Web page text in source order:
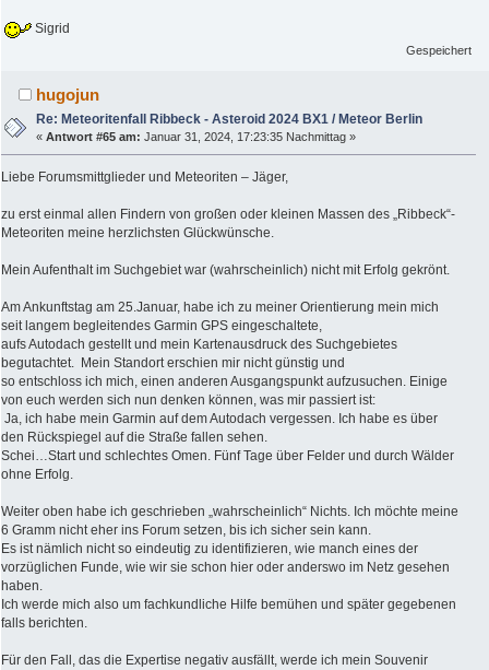
Sigrid
Gespeichert
hugojun
Re: Meteoritenfall Ribbeck - Asteroid 2024 BX1 / Meteor Berlin
«Antwort #65 am: Januar 31, 2024, 17:23:35 Nachmittag »
Liebe Forumsmittglieder und Meteoriten – Jäger,
zu erst einmal allen Findern von großen oder kleinen Massen des „Ribbeck“-
Meteoriten meine herzlichsten Glückwünsche.
Mein Aufenthalt im Suchgebiet war (wahrscheinlich) nicht mit Erfolg gekrönt.
Am Ankunftstag am 25.Januar, habe ich zu meiner Orientierung mein mich
seit langem begleitendes Garmin GPS eingeschaltete,
aufs Autodach gestellt und mein Kartenausdruck des Suchgebietes
begutachtet. Mein Standort erschien mir nicht günstig und
so entschloss ich mich, einen anderen Ausgangspunkt aufzusuchen. Einige
von euch werden sich nun denken können, was mir passiert ist:
Ja, ich habe mein Garmin auf dem Autodach vergessen. Ich habe es über
den Rückspiegel auf die Straße fallen sehen.
Schei…Start und schlechtes Omen. Fünf Tage über Felder und durch Wälder
ohne Erfolg.
Weiter oben habe ich geschrieben „wahrscheinlich“ Nichts. Ich möchte meine
6 Gramm nicht eher ins Forum setzen, bis ich sicher sein kann.
Es ist nämlich nicht so eindeutig zu identifizieren, wie manch eines der
vorzüglichen Funde, wie wir sie schon hier oder anderswo im Netz gesehen
haben.
Ich werde mich also um fachkundliche Hilfe bemühen und später gegebenen
falls berichten.
Für den Fall, das die Expertise negativ ausfällt, werde ich mein Souvenir